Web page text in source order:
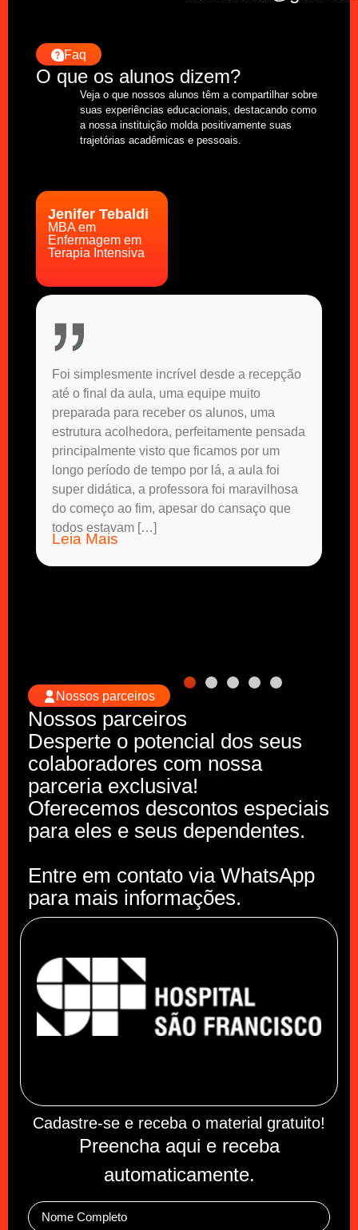
Faq
O que os alunos dizem?
Veja o que nossos alunos têm a compartilhar sobre
suas experiências educacionais, destacando como
a nossa instituição molda positivamente suas
trajetórias acadêmicas e pessoais.
Jenifer Tebaldi
MBA em
Enfermagem em
Terapia Intensiva
Foi simplesmente incrível desde a recepção
até o final da aula, uma equipe muito
preparada para receber os alunos, uma
estrutura acolhedora, perfeitamente pensada
principalmente visto que ficamos por um
longo período de tempo por lá, a aula foi
super didática, a professora foi maravilhosa
do começo ao fim, apesar do cansaço que
todos estavam […]
Leia Mais
Nossos parceiros
Nossos parceiros
Desperte o potencial dos seus
colaboradores com nossa
parceria exclusiva!
Oferecemos descontos especiais
para eles e seus dependentes.
Entre em contato via WhatsApp
para mais informações.
Cadastre-se e receba o material gratuito!
Preencha aqui e receba
automaticamente.